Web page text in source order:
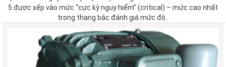
5 được xếp vào mức “cực kỳ nguy hiểm” (critical) – mức cao nhất
trong thang bậc đánh giá mức độ..